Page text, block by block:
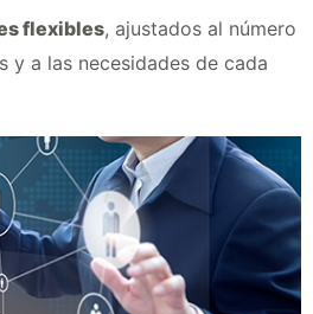
flexibles, ajustados al número
y a las necesidades de cada